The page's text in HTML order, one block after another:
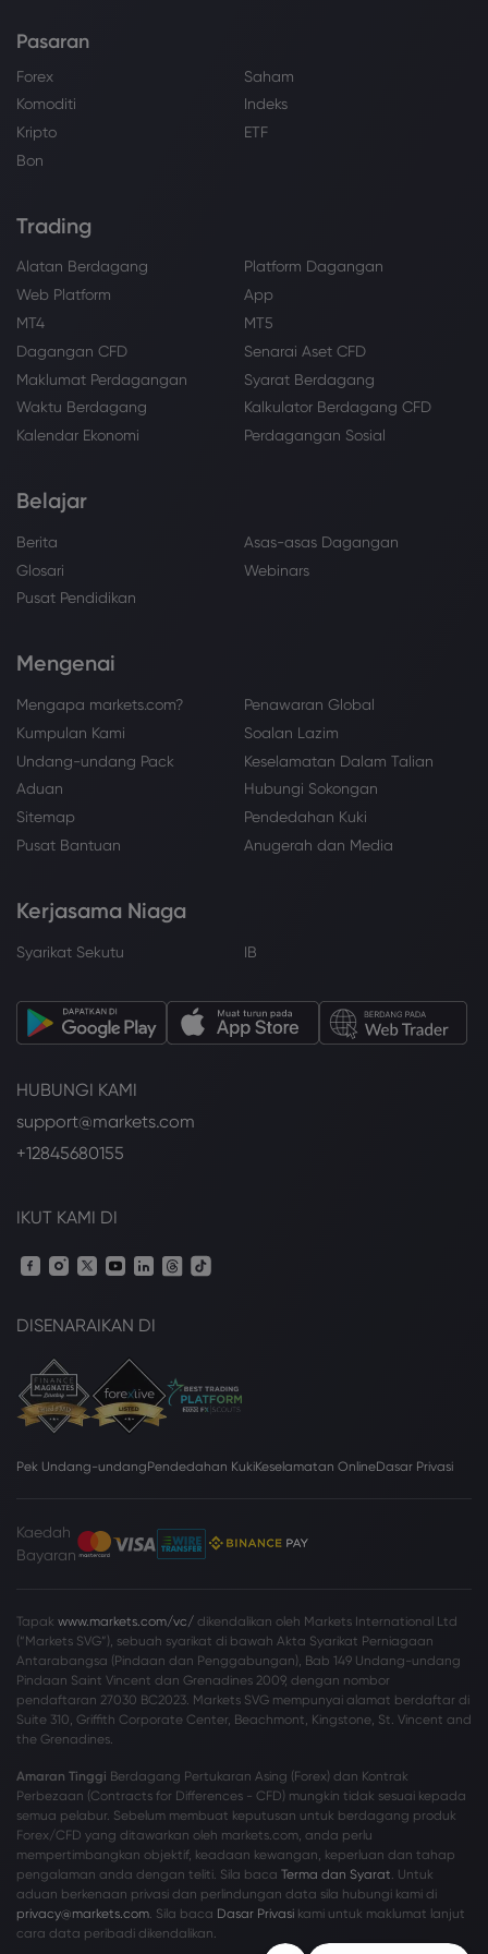
Pasaran
Forex
Saham
Komoditi
Indeks
Kripto
ETF
Bon
Trading
Alatan Berdagang
Platform Dagangan
Web Platform
App
MT4
MT5
Dagangan CFD
Senarai Aset CFD
Maklumat Perdagangan
Syarat Berdagang
Waktu Berdagang
Kalkulator Berdagang CFD
Kalendar Ekonomi
Perdagangan Sosial
Belajar
Berita
Asas-asas Dagangan
Glosari
Webinars
Pusat Pendidikan
Mengenai
Mengapa markets.com?
Penawaran Global
Kumpulan Kami
Soalan Lazim
Undang-undang Pack
Keselamatan Dalam Talian
Aduan
Hubungi Sokongan
Sitemap
Pendedahan Kuki
Pusat Bantuan
Anugerah dan Media
Kerjasama Niaga
Syarikat Sekutu IB
HUBUNGI KAMI
support@markets.com
+12845680155
IKUT KAMI DI
DISENARAIKAN DI
Pek Undang-undangPendedahan KukiKeselamatan OnlineDasar Privasi
Kaedah
Bayaran
Tapak www.markets.com/vc/ dikendalikan oleh Markets International Ltd
(“Markets SVG”), sebuah syarikat di bawah Akta Syarikat Perniagaan
Antarabangsa (Pindaan dan Penggabungan), Bab 149 Undang-undang
Pindaan Saint Vincent dan Grenadines 2009, dengan nombor
pendaftaran 27030 BC2023. Markets SVG mempunyai alamat berdaftar di
Suite 310, Griffith Corporate Center, Beachmont, Kingstone, St. Vincent and
the Grenadines.
Amaran Tinggi Berdagang Pertukaran Asing (Forex) dan Kontrak
Perbezaan (Contracts for Differences - CFD) mungkin tidak sesuai kepada
semua pelabur. Sebelum membuat keputusan untuk berdagang produk
Forex/CFD yang ditawarkan oleh markets.com, anda perlu
mempertimbangkan objektif, keadaan kewangan, keperluan dan tahap
pengalaman anda dengan teliti. Sila baca Terma dan Syarat. Untuk
aduan berkenaan privasi dan perlindungan data sila hubungi kami di
privacy@markets.com. Sila baca Dasar Privasi kami untuk maklumat lanjut
cara data peribadi dikendalikan.